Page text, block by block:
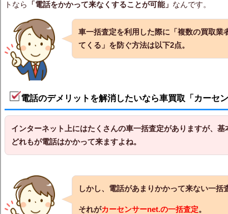
トなら
「電話をかかって来なくすることが可能」 なんです。
車一括査定を利用した際に 「複数の買取
てくる」 を防ぐ方法は以下2点。
電話のデメリットを解消したいなら車買取「カーセ
インターネット上にはたくさんの車一括査定がありますが、基
どれもが電話はかかって来ますよね。
しかし、電話があまりかかって来ない一括
それがカーセンサーnet.の一括査定。